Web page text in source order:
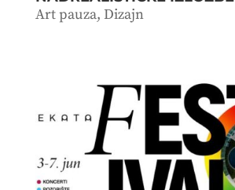
Art pauza, Dizajn